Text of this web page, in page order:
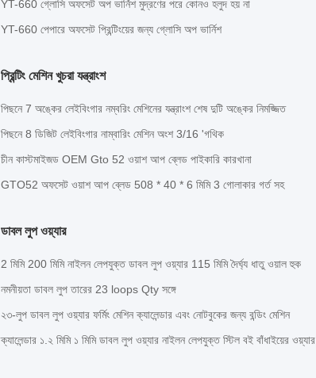
YT-660 গ্লোসি অফসেট অপ ভার্নিশ মুদ্রণের পরে কোনও হলুদ হয় না
YT-660 পেপারে অফসেট প্রিন্টিংয়ের জন্য গ্লোসি অপ ভার্নিশ
প্রিন্টিং মেশিন খুচরা যন্ত্রাংশ
পিছনে 7 অঙ্কের লেইবিংগার নম্বরিং মেশিনের যন্ত্রাংশ শেষ দুটি অঙ্কের নিমজ্জিত
পিছনে 8 ডিজিট লেইবিংগার নাম্বারিং মেশিন অংশ 3/16 'গথিক
চীন কাস্টমাইজড OEM Gto 52 ওয়াশ আপ ব্লেড পাইকারি কারখানা
GTO52 অফসেট ওয়াশ আপ ব্লেড 508 * 40 * 6 মিমি 3 গোলাকার গর্ত সহ
ডাবল লুপ ওয়্যার
2 মিমি 200 মিমি নাইলন লেপযুক্ত ডাবল লুপ ওয়্যার 115 মিমি দৈর্ঘ্য ধাতু ওয়াল হুক
নমনীয়তা ডাবল লুপ তারের 23 loops Qty সঙ্গে
২৩-লুপ ডাবল লুপ ওয়্যার ফর্মিং মেশিন ক্যালেন্ডার এবং নোটবুকের জন্য বন্ডিং মেশিন
ক্যালেন্ডার ১.২ মিমি ১ মিমি ডাবল লুপ ওয়্যার নাইলন লেপযুক্ত স্টিল বই বাঁধাইয়ের ওয়্যার